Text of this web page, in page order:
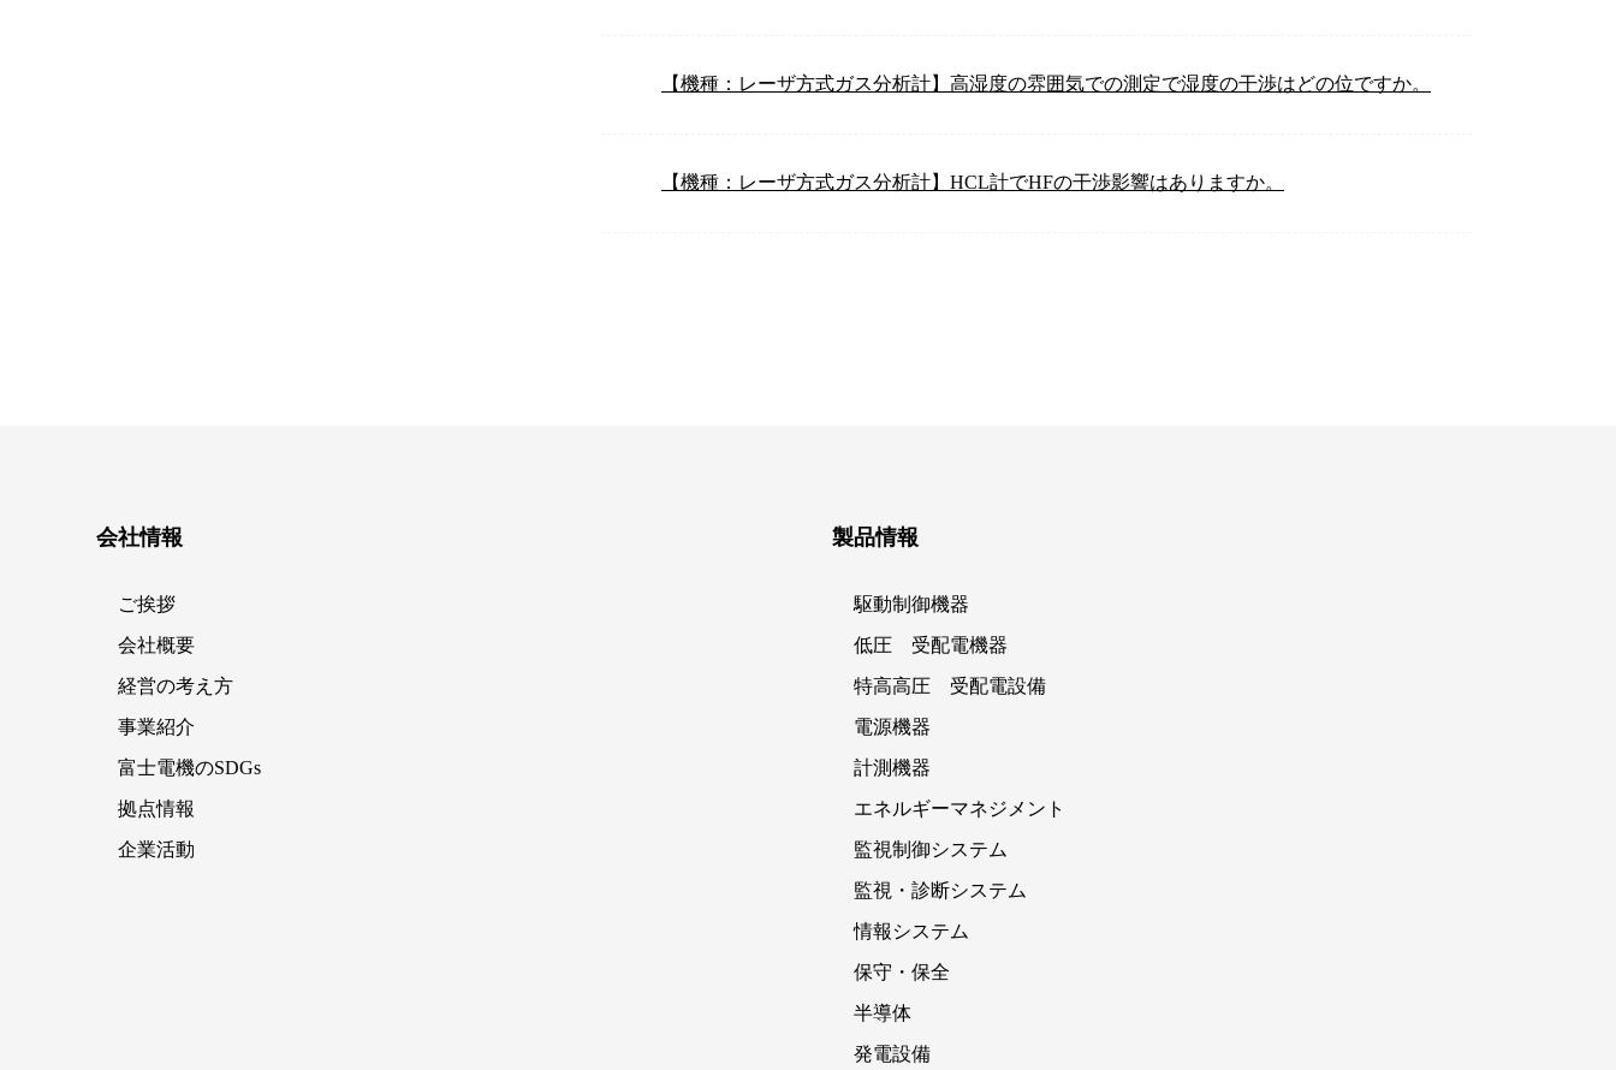
【機種：レーザ方式ガス分析計】高湿度の雰囲気での測定で湿度の干渉はどの位ですか。
【機種：レーザ方式ガス分析計】HCL計でHFの干渉影響はありますか。
会社情報
ご挨拶
会社概要
経営の考え方
事業紹介
富士電機のSDGs
拠点情報
企業活動
製品情報
駆動制御機器
低圧 受配電機器
特高高圧 受配電設備
電源機器
計測機器
エネルギーマネジメント
監視制御システム
監視・診断システム
情報システム
保守・保全
半導体
発電設備